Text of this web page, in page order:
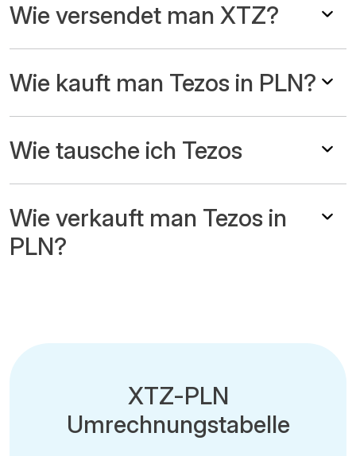
Wie versendet man XTZ?
Wie kauft man Tezos in PLN?
Wie tausche ich Tezos
Wie verkauft man Tezos in
PLN?
XTZ-PLN
Umrechnungstabelle